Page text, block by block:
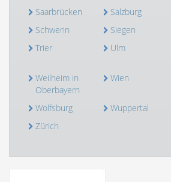
Saarbrücken
Salzburg
Schwerin
Siegen
Trier
Ulm
Weilheim in
Oberbayern
Wien
Wolfsburg Wuppertal
Zürich